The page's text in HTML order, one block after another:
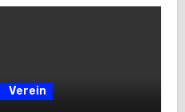
Verein